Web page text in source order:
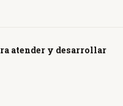
atender y desarrollar